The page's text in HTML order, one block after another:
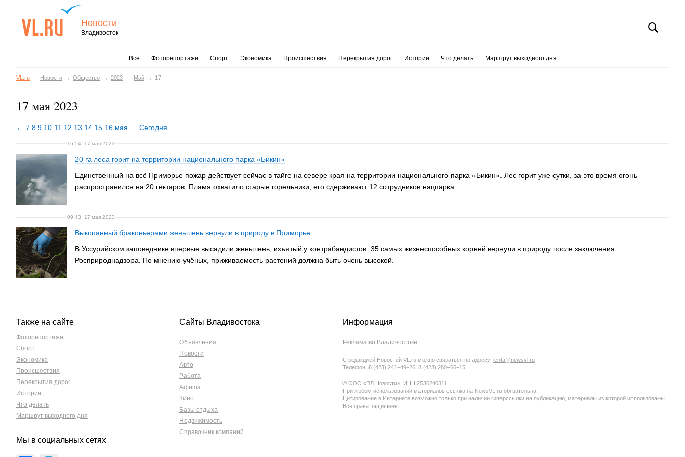
Новости
Владивосток
Все Фоторепортажи Спорт Экономика Происшествия Перекрытия дорог Истории Что делать Маршрут выходного дня
VL.ru Новости Общество 2023 Май 17
17 мая 2023
← 7 8 9 10 11 12 13 14 15 16 мая Сегодня
16:54, 17 мая 2023
20 га леса горит на территории национального парка «Бикин»
Единственный на всё Приморье пожар действует сейчас в тайге на севере края на территории национального парка «Бикин». Лес горит уже сутки, за это время огонь
распространился на 20 гектаров. Пламя охватило старые горельники, его сдерживают 12 сотрудников нацпарка.
09:43, 17 мая 2023
Выкопанный браконьерами женьшень вернули в природу в Приморье
В Уссурийском заповеднике впервые высадили женьшень, изъятый у контрабандистов. 35 самых жизнеспособных корней вернули в природу после заключения
Росприроднадзора. По мнению учёных, приживаемость растений должна быть очень высокой.
Также на сайте
Фоторепортажи
Спорт
Экономика
Происшествия
Перекрытия дорог
Истории
Что делать
Маршрут выходного дня
Мы в социальных сетях
Сайты Владивостока
Объявления
Новости
Авто
Работа
Афиша
Кино
Базы отдыха
Недвижимость
Справочник компаний
Информация
Реклама во Владивостоке
С редакцией Новостей VL.ru можно связаться по адресу: lenta@newsvl.ru
Телефон: 8 (423) 241−49−26, 8 (423) 280−66−15
© ООО «ВЛ Новости», ИНН 2536240311
При любом использовании материалов ссылка на NewsVL.ru обязательна.
Цитирование в Интернете возможно только при наличии гиперссылки на публикацию, материалы из которой использованы.
Все права защищены.